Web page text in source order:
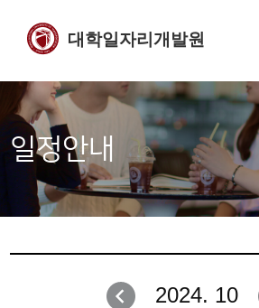
대학일자리개발원
일정안내
2024. 10